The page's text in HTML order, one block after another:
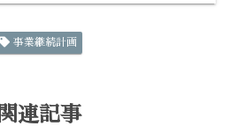
事業継続計画
関連記事